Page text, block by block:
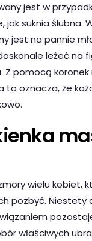
jest w
jak suknia ślubna.
jest na pannie
leżeć na
Z pomocą koronek
to oznacza, że
wielu kobiet,
pozbyć. Niestety
właściwych